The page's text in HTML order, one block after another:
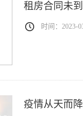
租房合同未
时间：2023-
疫情从天而